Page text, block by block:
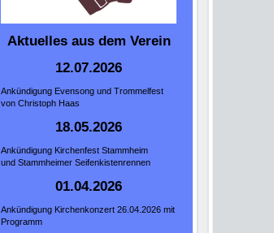
Aktuelles aus dem Verein
12.07.2026
Ankündigung Evensong und Trommelfest
von Christoph Haas
18.05.2026
Ankündigung Kirchenfest Stammheim
und Stammheimer Seifenkistenrennen
01.04.2026
Ankündigung Kirchenkonzert 26.04.2026 mit
Programm